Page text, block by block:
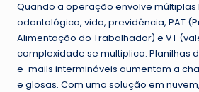
Quando a operação envolve múltiplas
odontológico, vida, previdência, PAT
Alimentação do Trabalhador) e VT
complexidade se multiplica. Planilhas
e-mails intermináveis aumentam a
e glosas. Com uma solução em